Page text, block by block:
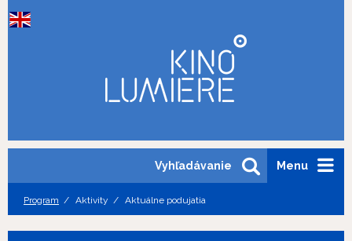
Menu
Vyhľadávanie
Program Aktivity Aktuálne podujatia